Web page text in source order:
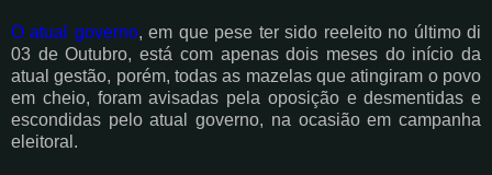
O atual governo, em que pese ter sido reeleito no último di
03 de Outubro, está com apenas dois meses do início da
atual gestão, porém, todas as mazelas que atingiram o povo
em cheio, foram avisadas pela oposição e desmentidas e
escondidas pelo atual governo, na ocasião em campanha
eleitoral.